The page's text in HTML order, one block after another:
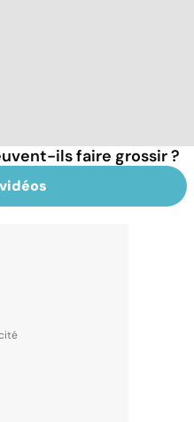
ils faire grossir ?